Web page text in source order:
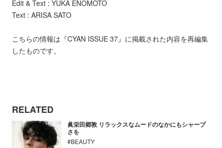
Edit & Text : YUKA ENOMOTO
Text : ARISA SATO
こちらの情報は『CYAN ISSUE 37』に掲載された内容を再編集
したものです。
RELATED
眞栄田郷敦 リラックスなムードのなかにもシャープ
さを
BEAUTY